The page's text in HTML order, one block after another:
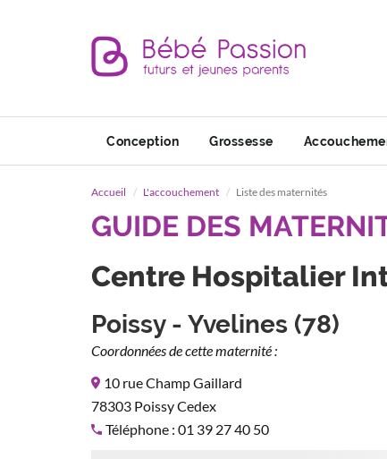
Conception Grossesse
Accueil L'accouchement Liste des maternités
GUIDE DES
Centre Hospitalier
Poissy - Yvelines (78)
Coordonnées de cette maternité :
10 rue Champ Gaillard
78303 Poissy Cedex
Téléphone : 01 39 27 40 50